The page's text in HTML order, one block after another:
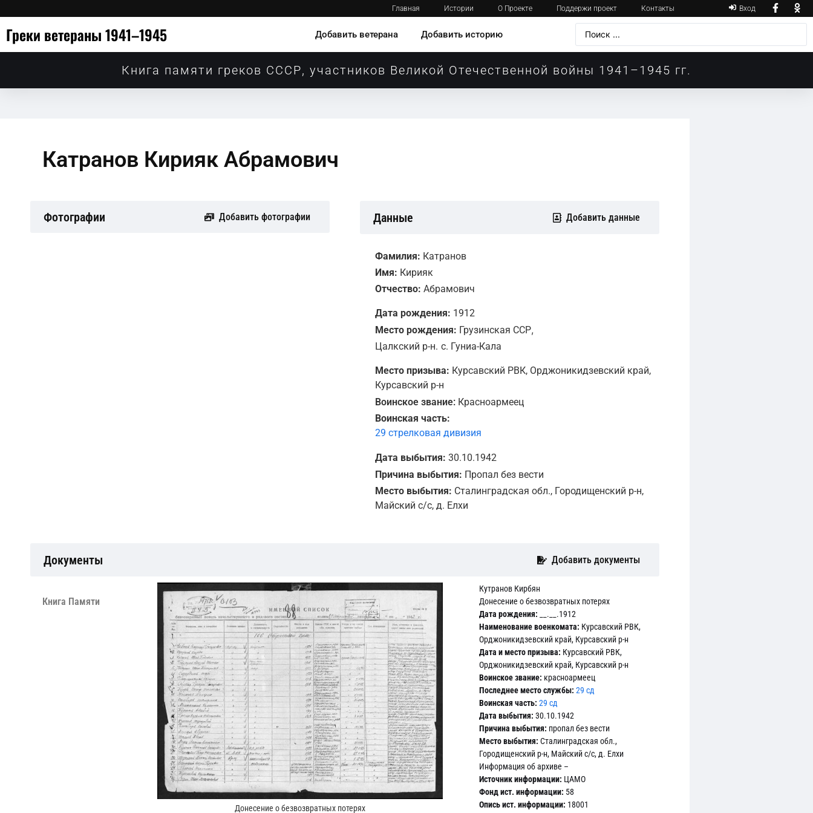
Главная Истории О Проекте Поддержи проект Контакты Вход
Греки ветераны 1941–1945 Добавить ветерана Добавить историю
Книга памяти греков СССР, участников Великой Отечественной войны 1941–1945 гг.
Катранов Кирияк Абрамович
Фотографии Добавить фотографии Данные Добавить данные
Фамилия: Катранов
Имя: Кирияк
Отчество: Абрамович
Дата рождения: 1912
Место рождения: Грузинская ССР,
Цалкский р-н. с. Гуниа-Кала
Место призыва: Курсавский РВК, Орджоникидзевский край,
Курсавский р-н
Воинское звание: Красноармеец
Воинская часть:
29 стрелковая дивизия
Дата выбытия: 30.10.1942
Причина выбытия: Пропал без вести
Место выбытия: Сталинградская обл., Городищенский р-н,
Майский с/с, д. Елхи
Документы Добавить документы
Книга Памяти
Донесение о безвозвратных потерях
Кутранов Кирбян
Донесение о безвозвратных потерях
Дата рождения: __.__.1912
Наименование военкомата: Курсавский РВК,
Орджоникидзевский край, Курсавский р-н
Дата и место призыва: Курсавский РВК,
Орджоникидзевский край, Курсавский р-н
Воинское звание: красноармеец
Последнее место службы: 29 сд
Воинская часть: 29 сд
Дата выбытия: 30.10.1942
Причина выбытия: пропал без вести
Место выбытия: Сталинградская обл.,
Городищенский р-н, Майский с/с, д. Елхи
Информация об архиве –
Источник информации: ЦАМО
Фонд ист. информации: 58
Опись ист. информации: 18001